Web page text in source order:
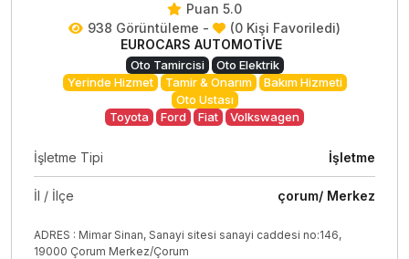
Puan 5.0
938 Görüntüleme -
(0 Kişi Favoriledi)
EUROCARS AUTOMOTİVE
Oto Tamircisi
Oto Elektrik
Yerinde Hizmet
Tamir & Onarım
Bakım Hizmeti
Oto Ustası
Toyota
Ford Fiat Volkswagen
İşletme Tipi İşletme
İl / İlçe çorum/ Merkez
ADRES : Mimar Sinan, Sanayi sitesi sanayi caddesi no:146,
19000 Çorum Merkez/Çorum